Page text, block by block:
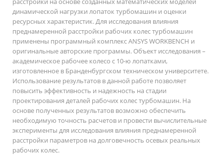
динамической нагрузки лопаток турбомашин и оценки
ресурсных характеристик. Для исследования влияния
преднамеренной расстройки рабочих колес турбомашин
применены программный комплекс ANSYS WORKBENCH и
оригинальные авторские программы. Объект исследования –
академическое рабочее колесо с 10-ю лопатками,
изготовленное в Бранденбургском техническом университете.
Использование результатов в данной работе позволяет
повысить эффективность и надежность на стадии
проектирования деталей рабочих колес турбомашин. На
основе полученных результатов возможно обеспечить
необходимую точность расчетов и провести вычислительные
эксперименты для исследования влияния преднамеренной
расстройки параметров на долговечность осевых реальных
рабочих колес.